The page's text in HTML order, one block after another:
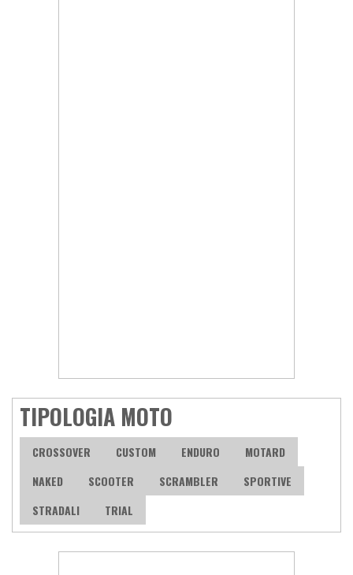
TIPOLOGIA MOTO
CROSSOVER CUSTOM ENDURO
MOTARD
NAKED
SCOOTER SCRAMBLER
SPORTIVE
STRADALI
TRIAL